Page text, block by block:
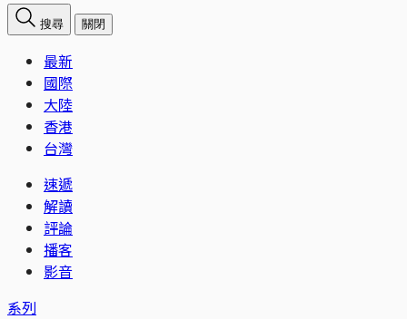
搜尋 關閉
最新
國際
大陸
香港
台灣
速遞
解讀
評論
播客
影音
系列